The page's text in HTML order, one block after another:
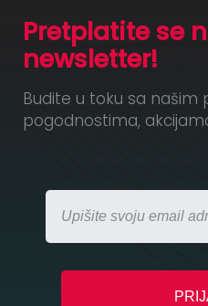
Pretplatite se
newsletter!
Budite u toku sa našim
pogodnostima,